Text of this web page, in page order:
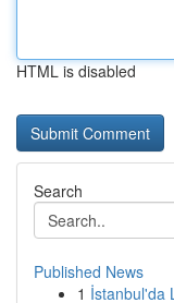
HTML is disabled
Search
Published News
1 İstanbul'da